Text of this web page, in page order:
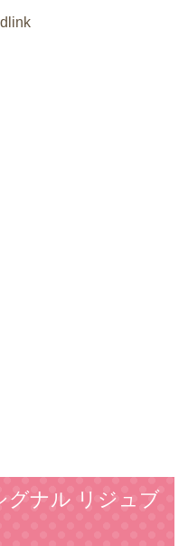
グナル リジュブ